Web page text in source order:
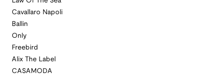
Cavallaro Napoli
Ballin
Only
Freebird
Alix The Label
CASAMODA